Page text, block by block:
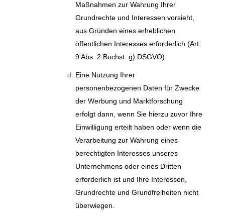
Maßnahmen zur Wahrung Ihrer
Grundrechte und Interessen vorsieht,
aus Gründen eines erheblichen
öffentlichen Interesses erforderlich (Art.
9 Abs. 2 Buchst. g) DSGVO).
Eine Nutzung Ihrer
personenbezogenen Daten für Zwecke
der Werbung und Marktforschung
erfolgt dann, wenn Sie hierzu zuvor Ihre
Einwilligung erteilt haben oder wenn die
Verarbeitung zur Wahrung eines
berechtigten Interesses unseres
Unternehmens oder eines Dritten
erforderlich ist und Ihre Interessen,
Grundrechte und Grundfreiheiten nicht
überwiegen.